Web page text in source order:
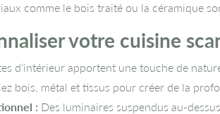
comme le bois traité ou la céramique
votre cuisine
d’intérieur apportent une touche de
bois, métal et tissus pour créer de la
: Des luminaires suspendus au-